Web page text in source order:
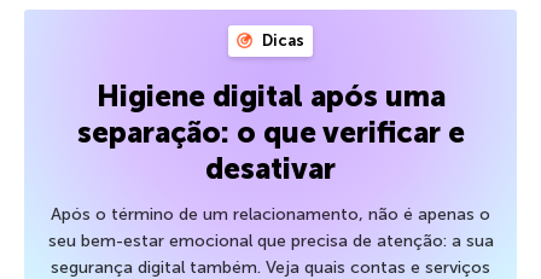
Dicas
Higiene digital após uma
separação: o que verificar e
desativar
Após o término de um relacionamento, não é apenas o
seu bem-estar emocional que precisa de atenção: a sua
segurança digital também. Veja quais contas e serviços